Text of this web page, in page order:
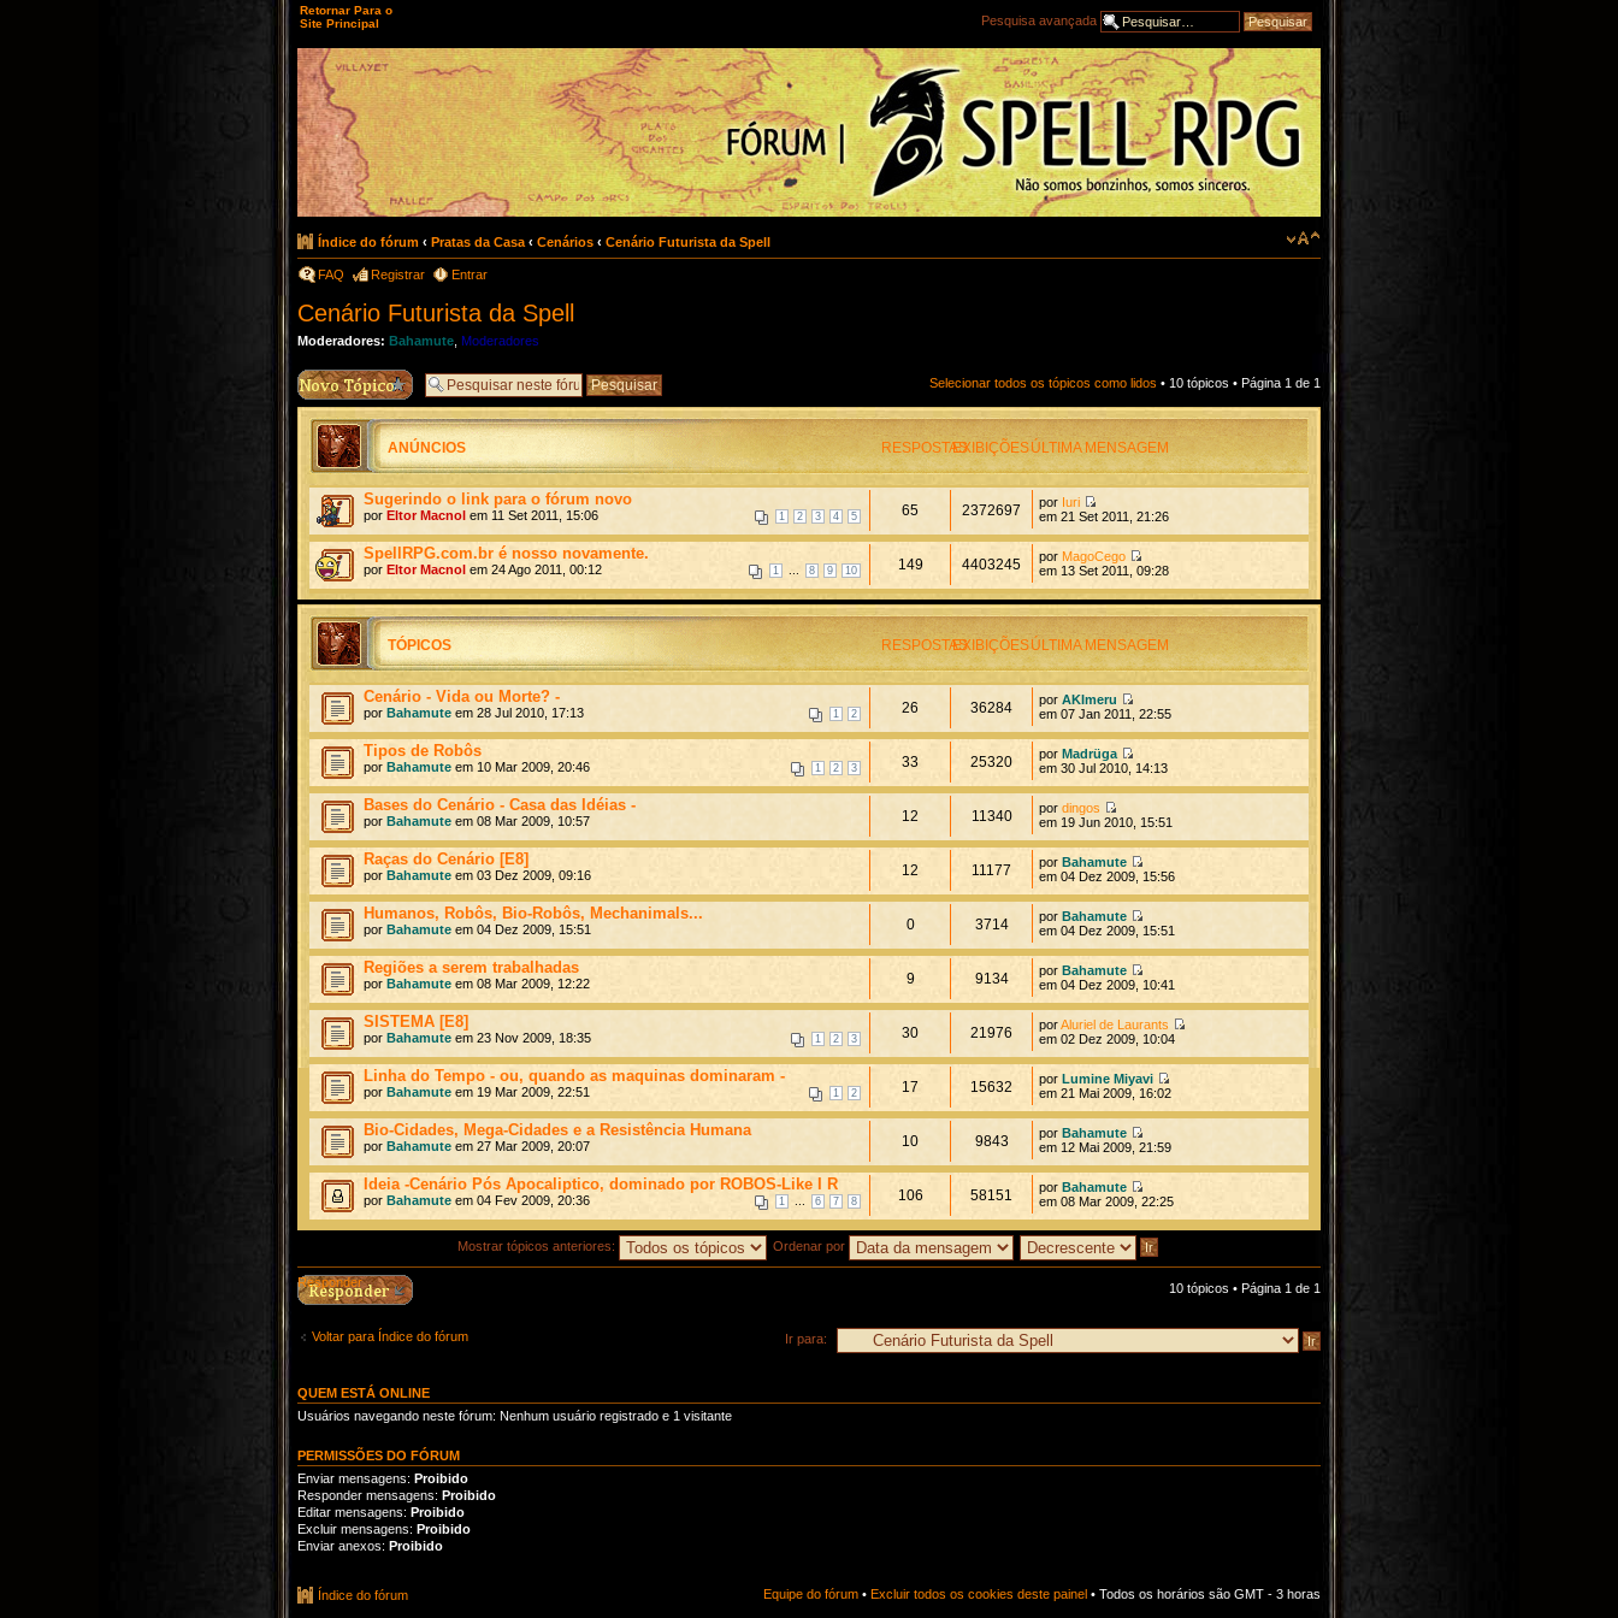
Retornar Para o
Site Principal
Pesquisa avançada
Índice do fórum ‹ Pratas da Casa ‹ Cenários ‹ Cenário Futurista da Spell
FAQ Registrar Entrar
Cenário Futurista da Spell
Moderadores: Bahamute Moderadores
Selecionar todos os tópicos como lidos • 10 tópicos • Página 1 de 1
ANÚNCIOS RESPOSTASEXIBIÇÕESÚLTIMA MENSAGEM
Sugerindo o link para o fórum novo
1 2 3 4 5
por Eltor Macnol em 11 Set 2011, 15:06 65 2372697 por Iuri
em 21 Set 2011, 21:26
SpellRPG.com.br é nosso novamente.
1 8 9 10
por Eltor Macnol em 24 Ago 2011, 00:12 149 4403245 por MagoCego
em 13 Set 2011, 09:28
TÓPICOS RESPOSTASEXIBIÇÕESÚLTIMA MENSAGEM
Cenário - Vida ou Morte? -
1 2
por Bahamute em 28 Jul 2010, 17:13 26 36284 por AKImeru
em 07 Jan 2011, 22:55
Tipos de Robôs
1 2 3
por Bahamute em 10 Mar 2009, 20:46 33 25320 por Madrüga
em 30 Jul 2010, 14:13
Bases do Cenário - Casa das Idéias -
por Bahamute em 08 Mar 2009, 10:57 12 11340 por dingos
em 19 Jun 2010, 15:51
Raças do Cenário [E8]
por Bahamute em 03 Dez 2009, 09:16 12 11177 por Bahamute
em 04 Dez 2009, 15:56
Humanos, Robôs, Bio-Robôs, Mechanimals...
por Bahamute em 04 Dez 2009, 15:51 0 3714 por Bahamute
em 04 Dez 2009, 15:51
Regiões a serem trabalhadas
por Bahamute em 08 Mar 2009, 12:22 9 9134 por Bahamute
em 04 Dez 2009, 10:41
SISTEMA [E8]
1 2 3
por Bahamute em 23 Nov 2009, 18:35 30 21976 porAluriel de Laurants
em 02 Dez 2009, 10:04
Linha do Tempo - ou, quando as maquinas dominaram -
1 2
por Bahamute em 19 Mar 2009, 22:51 17 15632 por Lumine Miyavi
em 21 Mai 2009, 16:02
Bio-Cidades, Mega-Cidades e a Resistência Humana
por Bahamute em 27 Mar 2009, 20:07 10 9843 por Bahamute
em 12 Mai 2009, 21:59
Ideia -Cenário Pós Apocaliptico, dominado por ROBOS-Like I R
1 6 7 8
por Bahamute em 04 Fev 2009, 20:36 106 58151 por Bahamute
em 08 Mar 2009, 22:25
Mostrar tópicos anteriores: Ordenar por
Responder 10 tópicos • Página 1 de 1
Voltar para Índice do fórum Ir para:
QUEM ESTÁ ONLINE
Usuários navegando neste fórum: Nenhum usuário registrado e 1 visitante
PERMISSÕES DO FÓRUM
Enviar mensagens: Proibido
Responder mensagens: Proibido
Editar mensagens: Proibido
Excluir mensagens: Proibido
Enviar anexos: Proibido
Índice do fórum Equipe do fórum • Excluir todos os cookies deste painel • Todos os horários são GMT - 3 horas